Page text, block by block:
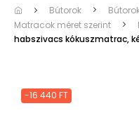
Bútorok
Matracok méret szerint
habszivacs kókuszmatrac,
-16 440 FT